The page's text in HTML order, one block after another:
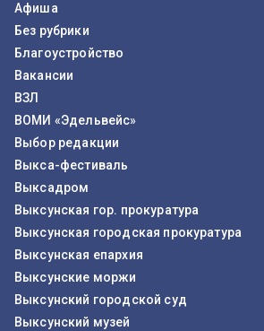
Афиша
Без рубрики
Благоустройство
Вакансии
ВЗЛ
ВОМИ «Эдельвейс»
Выбор редакции
Выкса-фестиваль
Выксадром
Выксунская гор. прокуратура
Выксунская городская прокуратура
Выксунская епархия
Выксунские моржи
Выксунский городской суд
Выксунский музей